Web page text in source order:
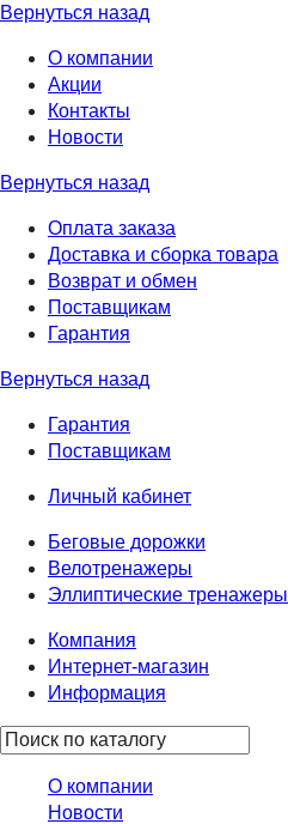
Вернуться назад
О компании
Акции
Контакты
Новости
Вернуться назад
Оплата заказа
Доставка и сборка товара
Возврат и обмен
Поставщикам
Гарантия
Вернуться назад
Гарантия
Поставщикам
Личный кабинет
Беговые дорожки
Велотренажеры
Эллиптические тренажеры
Компания
Интернет-магазин
Информация
О компании
Новости